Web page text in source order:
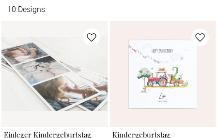
10 Designs
Einleger Kindergeburtstag
Kindergeburtstag